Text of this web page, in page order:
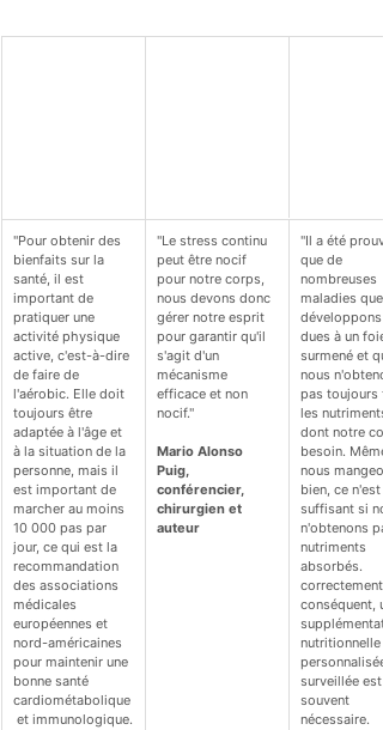
"Pour obtenir des
bienfaits sur la
santé, il est
important de
pratiquer une
activité physique
active, c'est-à-dire
de faire de
l'aérobic. Elle doit
toujours être
adaptée à l'âge et
à la situation de la
personne, mais il
est important de
marcher au moins
10 000 pas par
jour, ce qui est la
recommandation
des associations
médicales
européennes et
nord-américaines
pour maintenir une
bonne santé
cardiométabolique
et immunologique.
"Le stress continu
peut être nocif
pour notre corps,
nous devons donc
gérer notre esprit
pour garantir qu'il
s'agit d'un
mécanisme
efficace et non
nocif."
Mario Alonso
Puig,
conférencier,
chirurgien et
auteur
"Il a été
que de
nombreuses
maladies que
développons
dues à un foie
surmené et
nous
pas toujours
les nutriments
dont notre
besoin.
nous
bien, ce n'est
suffisant si
n'obtenons
nutriments
absorbés.
conséquent,
nutritionnelle
surveillée est
souvent
nécessaire.